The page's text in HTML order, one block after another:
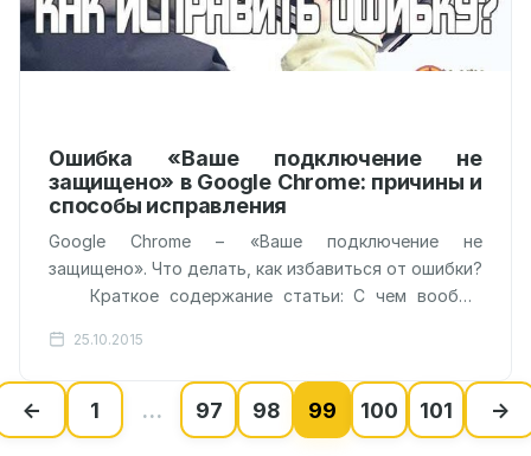
Ошибка «Ваше подключение не
защищено» в Google Chrome: причины и
способы исправления
Google Chrome – «Ваше подключение не
защищено». Что делать, как избавиться от ошибки?
Краткое содержание статьи: С чем вообще
25.10.2015
← 1 … 97 98 99 100 101 →